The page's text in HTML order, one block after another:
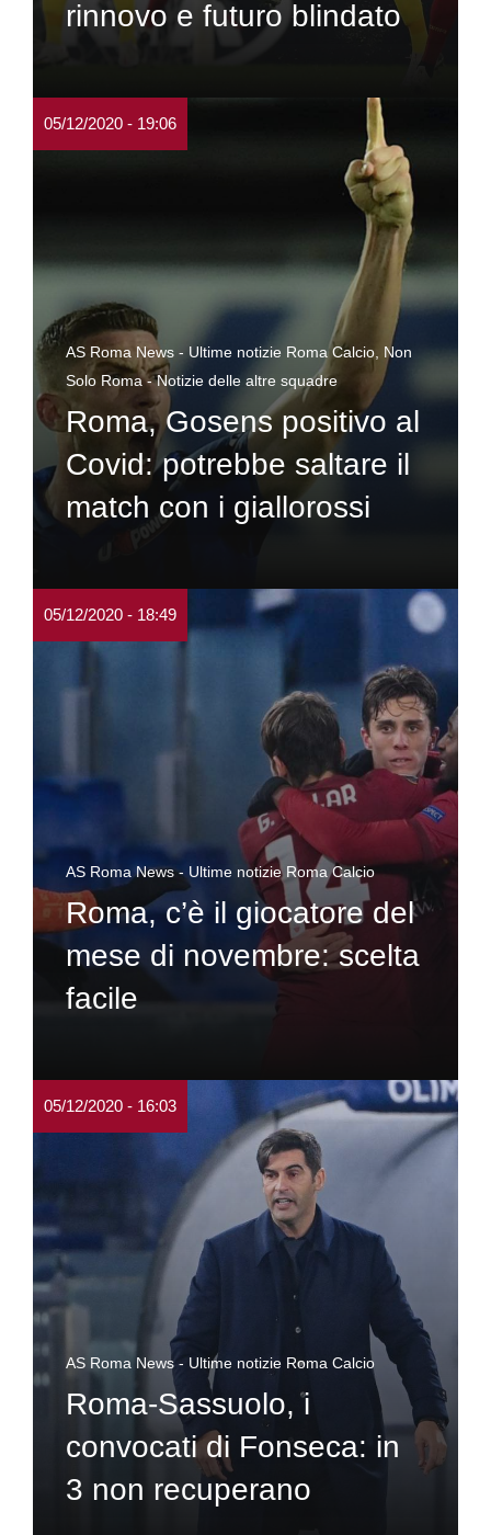
rinnovo e futuro blindato
05/12/2020 - 19:06
AS Roma News - Ultime notizie Roma Calcio Non
Solo Roma - Notizie delle altre squadre
Roma, Gosens positivo al
Covid: potrebbe saltare il
match con i giallorossi
05/12/2020 - 18:49
AS Roma News - Ultime notizie Roma Calcio
Roma, c’è il giocatore del
mese di novembre: scelta
facile
05/12/2020 - 16:03
AS Roma News - Ultime notizie Roma Calcio
Roma-Sassuolo, i
convocati di Fonseca: in
3 non recuperano